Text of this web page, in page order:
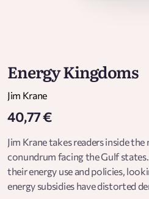
Energy Kingdoms
Jim Krane
40,77 €
Jim Krane takes readers inside
conundrum facing the Gulf
their energy use and policies,
energy subsidies have distorted